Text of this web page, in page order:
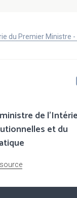
du Premier Ministre
de
et du